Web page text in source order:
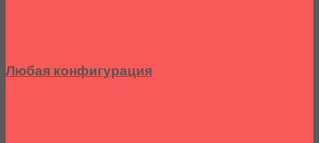
Любая конфигурация